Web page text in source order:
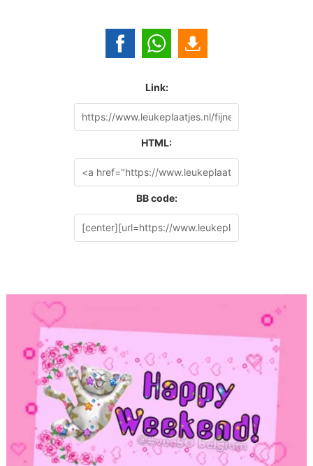
Link:
HTML:
BB code: